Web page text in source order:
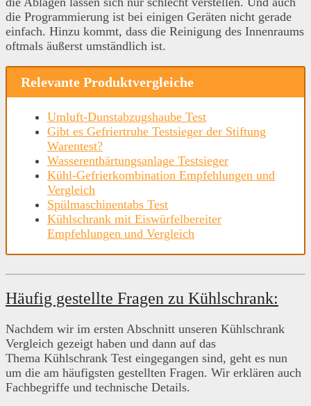
die Programmierung ist bei einigen Geräten nicht gerade
einfach. Hinzu kommt, dass die Reinigung des Innenraums
oftmals äußerst umständlich ist.
Relevante Produktvergleiche
Umluft-Dunstabzugshaube Test
Gibt es Gefriertruhe Testsieger der Stiftung
Warentest?
Wasserenthärtungsanlage Testsieger
Kühl-Gefrierkombination Empfehlungen und
Vergleich
Spülmaschinentabs Test
Kühlschrank mit Eiswürfelbereiter
Empfehlungen und Vergleich
Häufig gestellte Fragen zu Kühlschrank:
Nachdem wir im ersten Abschnitt unseren Kühlschrank
Vergleich gezeigt haben und dann auf das
Thema Kühlschrank Test eingegangen sind, geht es nun
um die am häufigsten gestellten Fragen. Wir erklären auch
Fachbegriffe und technische Details.